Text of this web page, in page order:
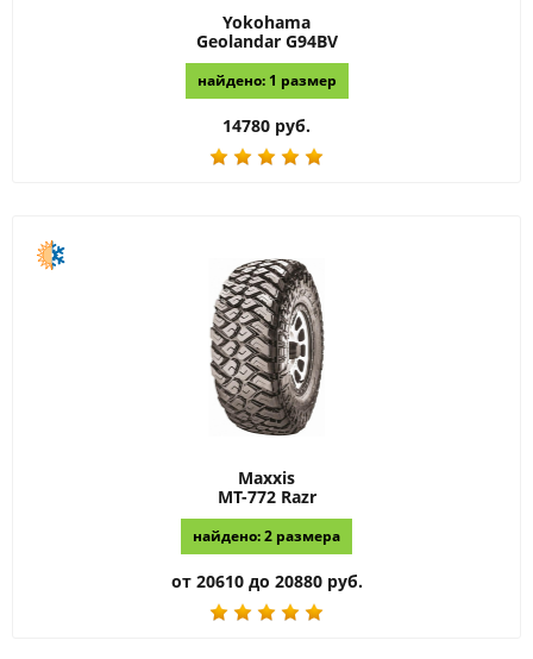
Yokohama
Geolandar G94BV
найдено: 1 размер
14780 руб.
Maxxis
MT-772 Razr
найдено: 2 размера
от 20610 до 20880 руб.